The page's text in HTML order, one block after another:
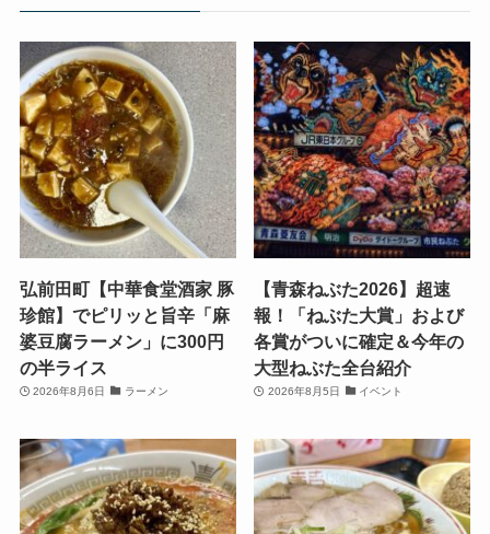
弘前田町【中華食堂酒家 豚
珍館】でピリッと旨辛「麻
婆豆腐ラーメン」に300円
の半ライス
2026年8月6日 ラーメン
【青森ねぶた2026】超速
報！「ねぶた大賞」および
各賞がついに確定＆今年の
大型ねぶた全台紹介
2026年8月5日 イベント